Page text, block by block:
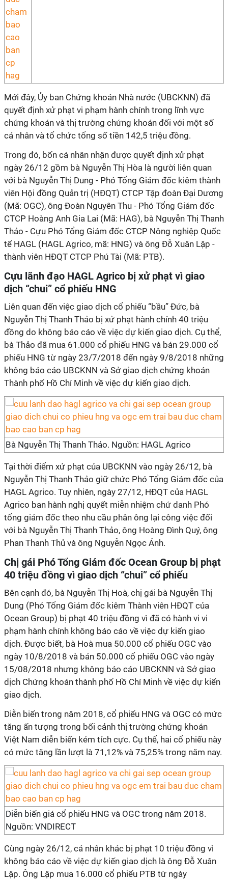
Mới đây, Ủy ban Chứng khoán Nhà nước (UBCKNN) đã
quyết định xử phạt vi phạm hành chính trong lĩnh vực
chứng khoán và thị trường chứng khoán đối với một số
cá nhân và tổ chức tổng số tiền 142,5 triệu đồng.
Trong đó, bốn cá nhân nhận được quyết định xử phạt
ngày 26/12 gồm bà Nguyễn Thị Hòa là người liên quan
với bà Nguyễn Thị Dung - Phó Tổng Giám đốc kiêm thành
viên Hội đồng Quản trị (HĐQT) CTCP Tập đoàn Đại Dương
(Mã: OGC), ông Đoàn Nguyên Thu - Phó Tổng Giám đốc
CTCP Hoàng Anh Gia Lai (Mã: HAG), bà Nguyễn Thị Thanh
Thảo - Cựu Phó Tổng Giám đốc CTCP Nông nghiệp Quốc
tế HAGL (HAGL Agrico, mã: HNG) và ông Đỗ Xuân Lập -
thành viên HĐQT CTCP Phú Tài (Mã: PTB).
Cựu lãnh đạo HAGL Agrico bị xử phạt vì giao
dịch “chui” cổ phiếu HNG
Liên quan đến việc giao dịch cổ phiếu “bầu” Đức, bà
Nguyễn Thị Thanh Thảo bị xử phạt hành chính 40 triệu
đồng do không báo cáo về việc dự kiến giao dịch. Cụ thể,
bà Thảo đã mua 61.000 cổ phiếu HNG và bán 29.000 cổ
phiếu HNG từ ngày 23/7/2018 đến ngày 9/8/2018 những
không báo cáo UBCKNN và Sở giao dịch chứng khoán
Thành phố Hồ Chí Minh về việc dự kiến giao dịch.
Bà Nguyễn Thị Thanh Thảo. Nguồn: HAGL Agrico
Tại thời điểm xử phạt của UBCKNN vào ngày 26/12, bà
Nguyễn Thị Thanh Thảo giữ chức Phó Tổng Giám đốc của
HAGL Agrico. Tuy nhiên, ngày 27/12, HĐQT của HAGL
Agrico ban hành nghị quyết miễn nhiệm chứ danh Phó
tổng giám đốc theo nhu cầu phân ông lại công việc đối
với bà Nguyễn Thị Thanh Thảo, ông Hoàng Đình Quý, ông
Phan Thanh Thủ và ông Nguyễn Ngọc Ánh.
Chị gái Phó Tổng Giám đốc Ocean Group bị phạt
40 triệu đồng vì giao dịch “chui” cổ phiếu
Bên cạnh đó, bà Nguyễn Thị Hoà, chị gái bà Nguyễn Thị
Dung (Phó Tổng Giám đốc kiêm Thành viên HĐQT của
Ocean Group) bị phạt 40 triệu đồng vì đã có hành vi vi
phạm hành chính không báo cáo về việc dự kiến giao
dịch. Được biết, bà Hoà mua 50.000 cổ phiếu OGC vào
ngày 10/8/2018 và bán 50.000 cổ phiếu OGC vào ngày
15/08/2018 nhưng không báo cáo UBCKNN và Sở giao
dịch Chứng khoán thành phố Hồ Chí Minh về việc dự kiến
giao dịch.
Diễn biến trong năm 2018, cổ phiếu HNG và OGC có mức
tăng ấn tượng trong bối cảnh thị trường chứng khoán
Việt Nam diễn biến kém tích cực. Cụ thể, hai cổ phiếu này
có mức tăng lần lượt là 71,12% và 75,25% trong năm nay.
Diễn biến giá cổ phiếu HNG và OGC trong năm 2018.
Nguồn: VNDIRECT
Cùng ngày 26/12, cá nhân khác bị phạt 10 triệu đồng vì
không báo cáo về việc dự kiến giao dịch là ông Đỗ Xuân
Lập. Ông Lập mua 16.000 cổ phiếu PTB từ ngày